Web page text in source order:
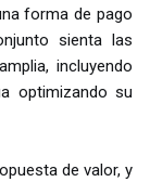
forma de pago
sienta las
incluyendo
optimizando su
de valor, y